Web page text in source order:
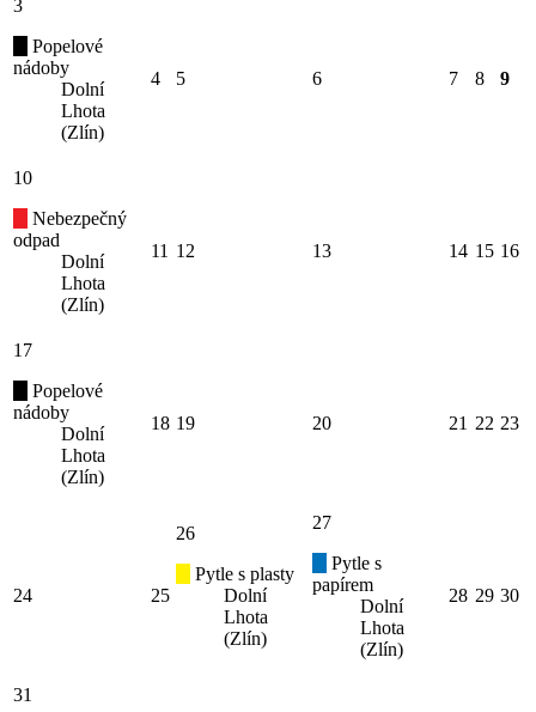
3
Popelové
nádoby
Dolní
Lhota
(Zlín)
4 5 6 7 8 9
10
Nebezpečný
odpad
Dolní
Lhota
(Zlín)
11 12 13 14 15 16
17
Popelové
nádoby
Dolní
Lhota
(Zlín)
18 19 20 21 22 23
24 25
26
Pytle s plasty
Dolní
Lhota
(Zlín)
27
Pytle s
papírem
Dolní
Lhota
(Zlín)
28 29 30
31